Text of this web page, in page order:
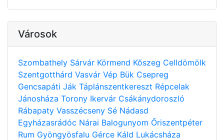
Városok
Szombathely Sárvár Körmend Kőszeg Celldömölk
Szentgotthárd Vasvár Vép Bük Csepreg
Gencsapáti Ják Táplánszentkereszt Répcelak
Jánosháza Torony Ikervár Csákánydoroszló
Rábapaty Vasszécseny Sé Nádasd
Egyházasrádóc Nárai Balogunyom Őriszentpéter
Rum Gyöngyösfalu Gérce Káld Lukácsháza